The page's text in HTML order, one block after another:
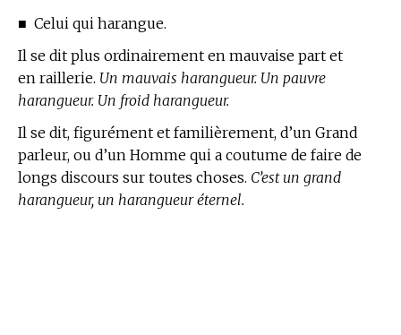
■ Celui qui harangue.
Il se dit plus ordinairement en mauvaise part et
en raillerie. Un mauvais harangueur. Un pauvre
harangueur. Un froid harangueur.
Il se dit, figurément et familièrement, d’un Grand
parleur, ou d’un Homme qui a coutume de faire de
longs discours sur toutes choses. C’est un grand
harangueur, un harangueur éternel.